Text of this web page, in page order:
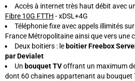
Accès à internet très haut débit avec
Fibre 10G FTTH - xDSL+4G
Téléphonie fixe avec appels illimités
France Métropolitaine ainsi que vers une
Deux boitiers : le boitier Freebox
par Devialet
Un bouquet TVoffrant un maximum
dont 60 chaines appartenant au bouquet